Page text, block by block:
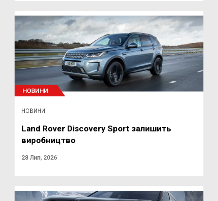
НОВИНИ
НОВИНИ
Land Rover Discovery Sport залишить
виробництво
28 Лип, 2026